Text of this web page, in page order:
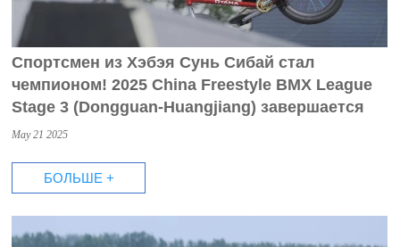
Спортсмен из Хэбэя Сунь Сибай стал
чемпионом! 2025 China Freestyle BMX League
Stage 3 (Dongguan-Huangjiang) завершается
May 21 2025
БОЛЬШЕ +